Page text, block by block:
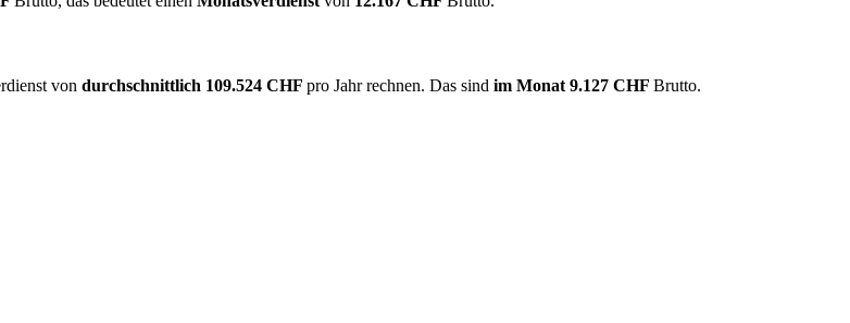
von durchschnittlich 109.524 CHF pro Jahr rechnen. Das sind im Monat 9.127 CHF Brutto.